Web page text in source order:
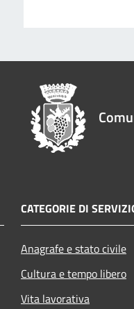
CATEGORIE DI
Anagrafe e stato civile
Cultura e tempo libero
Vita lavorativa